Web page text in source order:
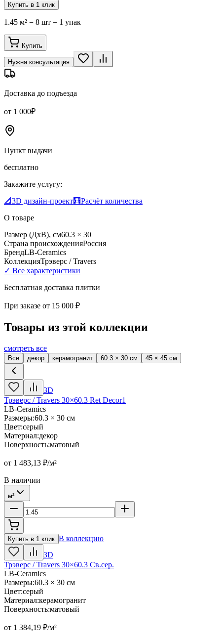
Купить в 1 клик
1.45 м² = 8 шт = 1 упак
Купить
Нужна консультация
Доставка до подъезда
от 1 000₽
Пункт выдачи
бесплатно
Закажите услугу:
📐3D дизайн-проект🧮Расчёт количества
О товаре
Размер (ДхВ), см60.3 × 30
Страна происхожденияРоссия
БрендLB-Ceramics
КоллекцияТрэверс / Travers
✓ Все характеристики
Бесплатная доставка плитки
При заказе от 15 000 ₽
Товары из этой коллекции
смотреть все
Все декор керамогранит 60.3 × 30 см 45 × 45 см
3D
Трэверс / Travers 30×60.3 Ret Decor1
LB-Ceramics
Размеры:60.3 × 30 см
Цвет:серый
Материал:декор
Поверхность:матовый
от 1 483,13 ₽/м²
В наличии
м²
Купить в 1 клик В коллекцию
3D
Трэверс / Travers 30×60.3 Св.сер.
LB-Ceramics
Размеры:60.3 × 30 см
Цвет:серый
Материал:керамогранит
Поверхность:матовый
от 1 384,19 ₽/м²